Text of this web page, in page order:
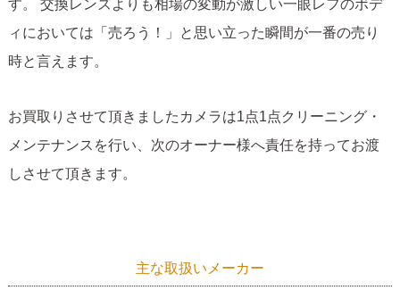
す。 交換レンズよりも相場の変動が激しい一眼レフのボデ
ィにおいては「売ろう！」と思い立った瞬間が一番の売り
時と言えます。
お買取りさせて頂きましたカメラは1点1点クリーニング・
メンテナンスを行い、次のオーナー様へ責任を持ってお渡
しさせて頂きます。
主な取扱いメーカー